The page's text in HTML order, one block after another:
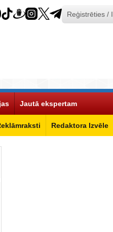
Reģistrēties /
Redaktora Izvēle
Jautā ekspertam